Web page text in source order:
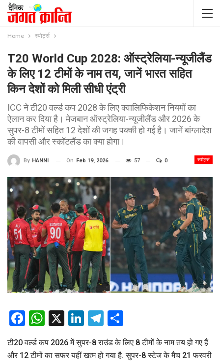
Home स्पोर्ट्स
T20 World Cup 2028: ऑस्ट्रेलिया-न्यूजीलैंड
के लिए 12 टीमों के नाम तय, जानें भारत सहित
किन देशों को मिली सीधी एंट्री
ICC ने टी20 वर्ल्ड कप 2028 के लिए क्वालिफिकेशन नियमों का
ऐलान कर दिया है। मेजबान ऑस्ट्रेलिया-न्यूजीलैंड और 2026 के
सुपर-8 टीमों सहित 12 देशों की जगह पक्की हो गई है। जानें बांग्लादेश
की वापसी और स्कॉटलैंड का क्या होगा।
स्पोर्ट्स
By HANNI On Feb 19, 2026 57 0
Facebook
WhatsApp
X LinkedIn
Telegram
टी20 वर्ल्ड कप 2026 में सुपर-8 राउंड के लिए 8 टीमों के नाम तय हो गए हैं
और 12 टीमों का सफर यहीं खत्म हो गया है. सुपर-8 स्टेज के मैच 21 फरवरी